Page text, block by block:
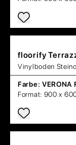
floorify
Vinylboden
Farbe: VERONA
Format: 900 x